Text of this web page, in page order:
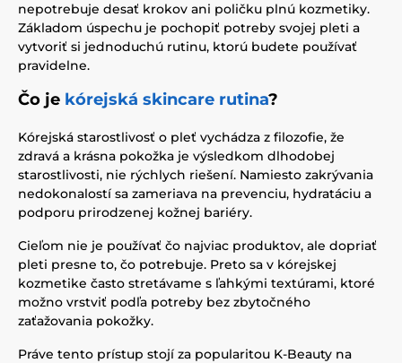
nepotrebuje desať krokov ani poličku plnú kozmetiky.
Základom úspechu je pochopiť potreby svojej pleti a
vytvoriť si jednoduchú rutinu, ktorú budete používať
pravidelne.
Čo je kórejská skincare rutina?
Kórejská starostlivosť o pleť vychádza z filozofie, že
zdravá a krásna pokožka je výsledkom dlhodobej
starostlivosti, nie rýchlych riešení. Namiesto zakrývania
nedokonalostí sa zameriava na prevenciu, hydratáciu a
podporu prirodzenej kožnej bariéry.
Cieľom nie je používať čo najviac produktov, ale dopriať
pleti presne to, čo potrebuje. Preto sa v kórejskej
kozmetike často stretávame s ľahkými textúrami, ktoré
možno vrstviť podľa potreby bez zbytočného
zaťažovania pokožky.
Práve tento prístup stojí za popularitou K-Beauty na